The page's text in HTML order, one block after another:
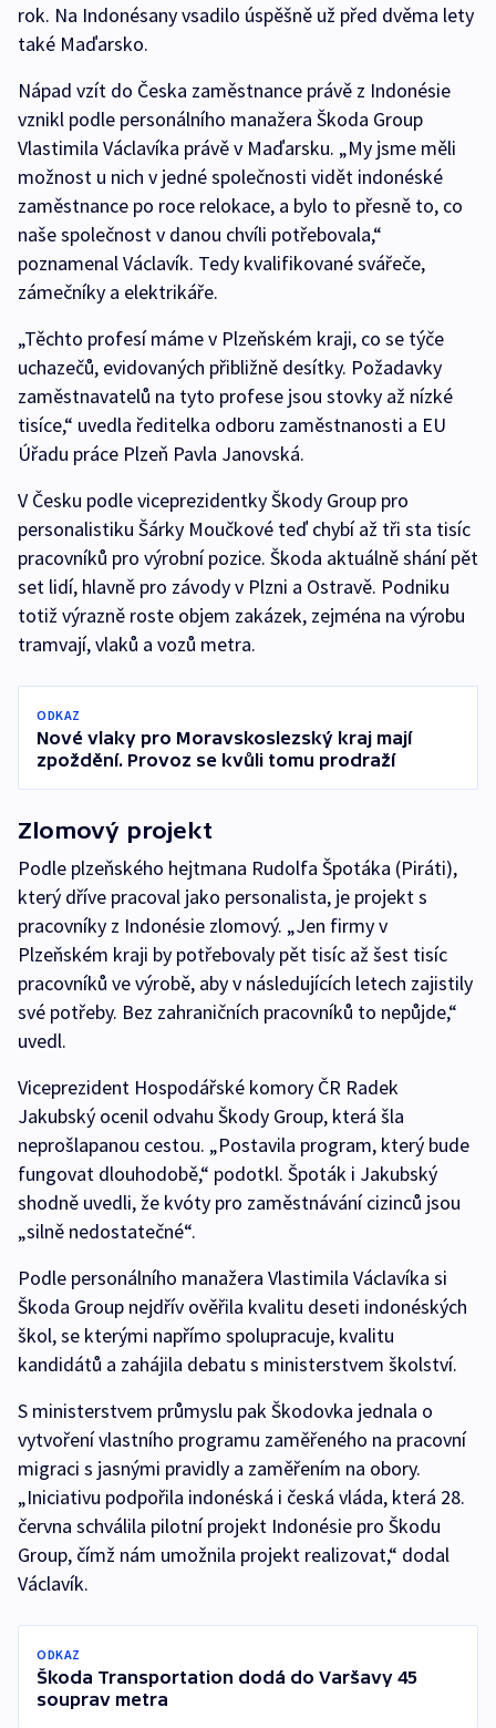
rok. Na Indonésany vsadilo úspěšně už před dvěma lety
také Maďarsko.
Nápad vzít do Česka zaměstnance právě z Indonésie
vznikl podle personálního manažera Škoda Group
Vlastimila Václavíka právě v Maďarsku. „My jsme měli
možnost u nich v jedné společnosti vidět indonéské
zaměstnance po roce relokace, a bylo to přesně to, co
naše společnost v danou chvíli potřebovala,“
poznamenal Václavík. Tedy kvalifikované svářeče,
zámečníky a elektrikáře.
„Těchto profesí máme v Plzeňském kraji, co se týče
uchazečů, evidovaných přibližně desítky. Požadavky
zaměstnavatelů na tyto profese jsou stovky až nízké
tisíce,“ uvedla ředitelka odboru zaměstnanosti a EU
Úřadu práce Plzeň Pavla Janovská.
V Česku podle viceprezidentky Škody Group pro
personalistiku Šárky Moučkové teď chybí až tři sta tisíc
pracovníků pro výrobní pozice. Škoda aktuálně shání pět
set lidí, hlavně pro závody v Plzni a Ostravě. Podniku
totiž výrazně roste objem zakázek, zejména na výrobu
tramvají, vlaků a vozů metra.
ODKAZ
Nové vlaky pro Moravskoslezský kraj mají
zpoždění. Provoz se kvůli tomu prodraží
Zlomový projekt
Podle plzeňského hejtmana Rudolfa Špotáka (Piráti),
který dříve pracoval jako personalista, je projekt s
pracovníky z Indonésie zlomový. „Jen firmy v
Plzeňském kraji by potřebovaly pět tisíc až šest tisíc
pracovníků ve výrobě, aby v následujících letech zajistily
své potřeby. Bez zahraničních pracovníků to nepůjde,“
uvedl.
Viceprezident Hospodářské komory ČR Radek
Jakubský ocenil odvahu Škody Group, která šla
neprošlapanou cestou. „Postavila program, který bude
fungovat dlouhodobě,“ podotkl. Špoták i Jakubský
shodně uvedli, že kvóty pro zaměstnávání cizinců jsou
„silně nedostatečné“.
Podle personálního manažera Vlastimila Václavíka si
Škoda Group nejdřív ověřila kvalitu deseti indonéských
škol, se kterými napřímo spolupracuje, kvalitu
kandidátů a zahájila debatu s ministerstvem školství.
S ministerstvem průmyslu pak Škodovka jednala o
vytvoření vlastního programu zaměřeného na pracovní
migraci s jasnými pravidly a zaměřením na obory.
„Iniciativu podpořila indonéská i česká vláda, která 28.
června schválila pilotní projekt Indonésie pro Škodu
Group, čímž nám umožnila projekt realizovat,“ dodal
Václavík.
ODKAZ
Škoda Transportation dodá do Varšavy 45
souprav metra